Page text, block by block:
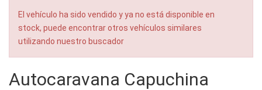
El vehículo ha sido vendido y ya no está disponible en
stock, puede encontrar otros vehículos similares
utilizando nuestro buscador
Autocaravana Capuchina